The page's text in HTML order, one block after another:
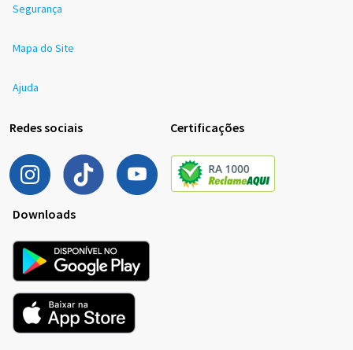
Segurança
Mapa do Site
Ajuda
Redes sociais Certificações
Downloads